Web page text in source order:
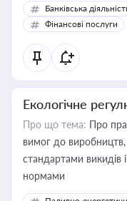
Банківська
Фінансові послуги
Екологічне
Про що тема: Про
вимог до
стандартами викидів
нормами